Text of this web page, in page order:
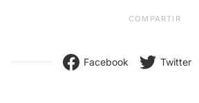
COMPARTIR
Facebook Twitter